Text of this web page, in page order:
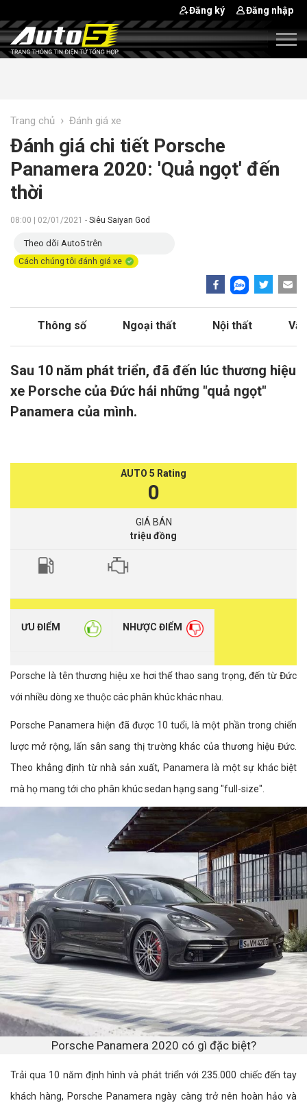
Đăng ký Đăng nhập
Trang chủ › Đánh giá xe
Đánh giá chi tiết Porsche
Panamera 2020: 'Quả ngọt' đến
thời
08:00 | 02/01/2021 - Siêu Saiyan God
Theo dõi Auto5 trên
Cách chúng tôi đánh giá xe
Thông số Ngoại thất Nội thất
Sau 10 năm phát triển, đã đến lúc thương hiệu
xe Porsche của Đức hái những "quả ngọt"
Panamera của mình.
AUTO 5 Rating
0
GIÁ BÁN
triệu đồng
ƯU ĐIỂM NHƯỢC ĐIỂM
Porsche là tên thương hiệu xe hơi thể thao sang trọng, đến từ Đức
với nhiều dòng xe thuộc các phân khúc khác nhau.
Porsche Panamera hiện đã được 10 tuổi, là một phần trong chiến
lược mở rộng, lấn sân sang thị trường khác của thương hiệu Đức.
Theo khẳng định từ nhà sản xuất, Panamera là một sự khác biệt
mà họ mang tới cho phân khúc sedan hạng sang "full-size".
Porsche Panamera 2020 có gì đặc biệt?
Trải qua 10 năm định hình và phát triển với 235.000 chiếc đến tay
khách hàng, Porsche Panamera ngày càng trở nên hoàn hảo và